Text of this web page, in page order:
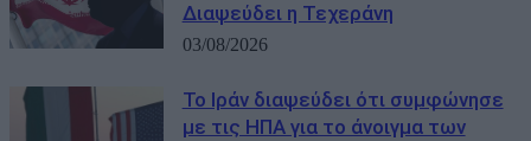
Διαψεύδει η Τεχεράνη
03/08/2026
Το Ιράν διαψεύδει ότι συμφώνησε
με τις ΗΠΑ για το άνοιγμα των